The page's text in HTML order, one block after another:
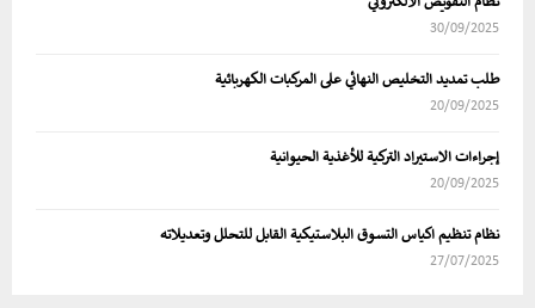
30/09/2025
طلب تمديد التخليص النهائي على المركبات الكهربائية
20/09/2025
إجراءات الاستيراد التركية للأغذية الحيوانية
20/09/2025
نظام تنظيم اكياس التسوق البلاستيكية القابل للتحلل وتعديلاته
27/07/2025